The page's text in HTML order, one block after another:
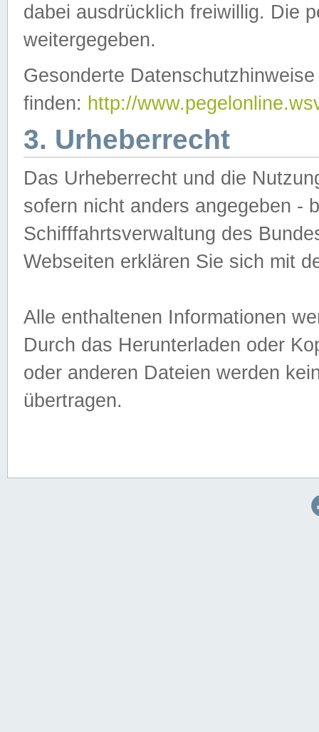
dabei ausdrücklich freiwillig. Die
weitergegeben.
Gesonderte
finden: http://
3. Urheberrecht
Das Urheberrecht und die
sofern nicht anders angegeben -
Schifffahrtsverwaltung des
Webseiten erklären Sie sich mit
Alle enthaltenen Informationen
Durch das Herunterladen oder
oder anderen Dateien werden
übertragen.